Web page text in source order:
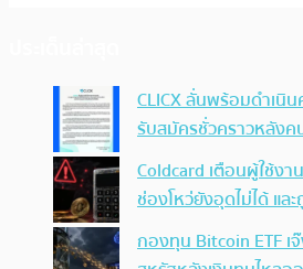
CLICX ลั่นพร้อมดำเ
รับสมัครชั่วคราวหลัง
Coldcard เตือนผู้ใช้ง
ช่องโหว่ยังอุดไม่ได้ แล
กองทุน Bitcoin ETF เ